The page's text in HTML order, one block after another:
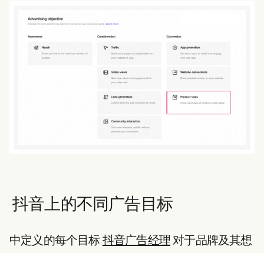
抖音上的不同广告目标
中定义的每个目标抖音广告经理 对于品牌及其想